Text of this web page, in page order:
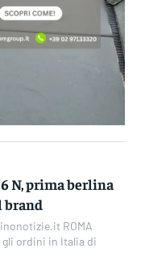
N, prima berlina
brand
ROMA
gli ordini in Italia di